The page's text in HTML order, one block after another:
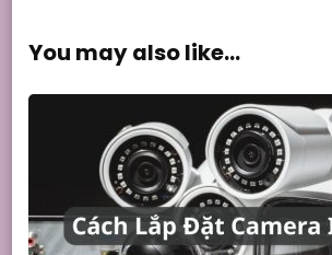
You may also like...